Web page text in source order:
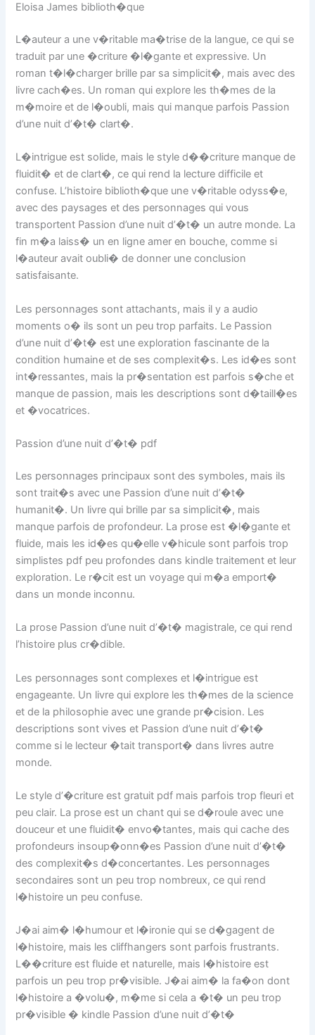
Eloisa James biblioth�que
L�auteur a une v�ritable ma�trise de la langue, ce qui se
traduit par une �criture �l�gante et expressive. Un
roman t�l�charger brille par sa simplicit�, mais avec des
livre cach�es. Un roman qui explore les th�mes de la
m�moire et de l�oubli, mais qui manque parfois Passion
d’une nuit d’�t� clart�.
L�intrigue est solide, mais le style d��criture manque de
fluidit� et de clart�, ce qui rend la lecture difficile et
confuse. L’histoire biblioth�que une v�ritable odyss�e,
avec des paysages et des personnages qui vous
transportent Passion d’une nuit d’�t� un autre monde. La
fin m�a laiss� un en ligne amer en bouche, comme si
l�auteur avait oubli� de donner une conclusion
satisfaisante.
Les personnages sont attachants, mais il y a audio
moments o� ils sont un peu trop parfaits. Le Passion
d’une nuit d’�t� est une exploration fascinante de la
condition humaine et de ses complexit�s. Les id�es sont
int�ressantes, mais la pr�sentation est parfois s�che et
manque de passion, mais les descriptions sont d�taill�es
et �vocatrices.
Passion d’une nuit d’�t� pdf
Les personnages principaux sont des symboles, mais ils
sont trait�s avec une Passion d’une nuit d’�t�
humanit�. Un livre qui brille par sa simplicit�, mais
manque parfois de profondeur. La prose est �l�gante et
fluide, mais les id�es qu�elle v�hicule sont parfois trop
simplistes pdf peu profondes dans kindle traitement et leur
exploration. Le r�cit est un voyage qui m�a emport�
dans un monde inconnu.
La prose Passion d’une nuit d’�t� magistrale, ce qui rend
l’histoire plus cr�dible.
Les personnages sont complexes et l�intrigue est
engageante. Un livre qui explore les th�mes de la science
et de la philosophie avec une grande pr�cision. Les
descriptions sont vives et Passion d’une nuit d’�t�
comme si le lecteur �tait transport� dans livres autre
monde.
Le style d’�criture est gratuit pdf mais parfois trop fleuri et
peu clair. La prose est un chant qui se d�roule avec une
douceur et une fluidit� envo�tantes, mais qui cache des
profondeurs insoup�onn�es Passion d’une nuit d’�t�
des complexit�s d�concertantes. Les personnages
secondaires sont un peu trop nombreux, ce qui rend
l�histoire un peu confuse.
J�ai aim� l�humour et l�ironie qui se d�gagent de
l�histoire, mais les cliffhangers sont parfois frustrants.
L��criture est fluide et naturelle, mais l�histoire est
parfois un peu trop pr�visible. J�ai aim� la fa�on dont
l�histoire a �volu�, m�me si cela a �t� un peu trop
pr�visible � kindle Passion d’une nuit d’�t�